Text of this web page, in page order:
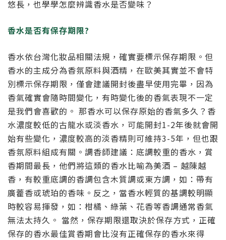
悠長，也學學怎麼辨識香水是否變味？
香水是否有保存期限?
香水依台灣化妝品相關法規，確實要標示保存期限。但
香水的主成分為香氛原料與酒精，在歐美其實並不會特
別標示保存期限，僅會建議開封後盡早使用完畢，因為
香氣確實會隨時間變化，有時變化後的香氣表現不一定
是我們會喜歡的。 那香水可以保存原始的香氣多久？香
水濃度較低的古龍水或淡香水，可能開封1-2年後就會開
始有些變化，濃度較高的淡香精則可維持3-5年，但也跟
香氛原料組成有關。調香師建議：底調較重的香水，賞
香期間最長，他們將這類的香水比喻為美酒 – 越陳越
香，有較重底調的香調包含木質調或東方調，如：帶有
廣藿香或琥珀的香味。反之，當香水輕質的基調較明顯
時較容易揮發，如：柑橘、綠葉、花香等香調通常香氣
無法太持久。 當然，保存期限還取決於保存方式，正確
保存的香水最佳賞香期會比沒有正確保存的香水來得